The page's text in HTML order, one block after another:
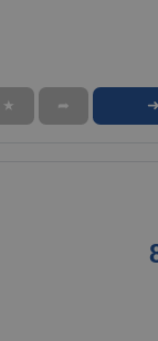
★ ➦ ➜